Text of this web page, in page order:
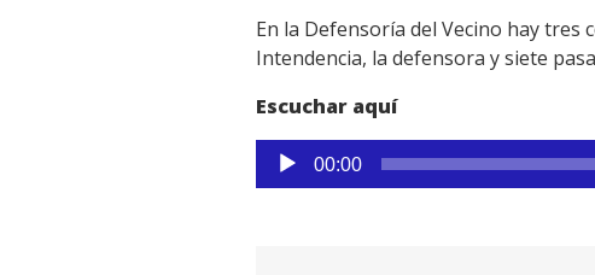
En la Defensoría del Vecino hay
Intendencia, la defensora y siete
Escuchar aquí
Reproductor
de
00:00